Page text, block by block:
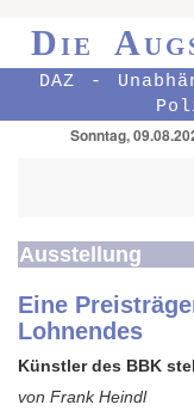
Die
DAZ -
Sonntag,
Ausstellung
Eine
Lohnendes
Künstler des BBK
von Frank Heindl